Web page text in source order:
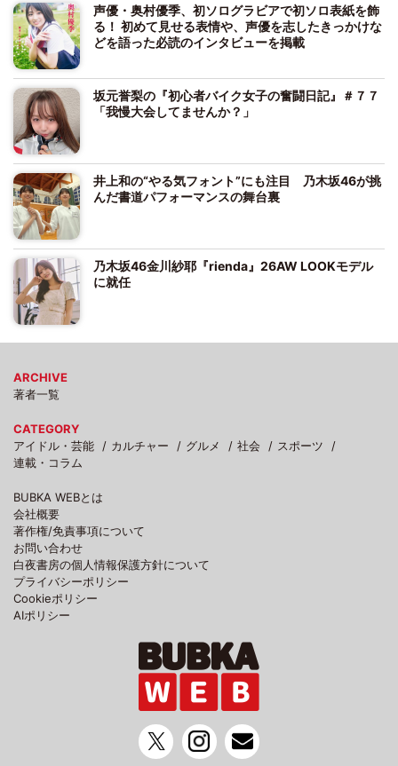
声優・奥村優季、初ソログラビアで初ソロ表紙を飾
る！ 初めて見せる表情や、声優を志したきっかけな
どを語った必読のインタビューを掲載
坂元誉梨の『初心者バイク女子の奮闘日記』＃７７
「我慢大会してませんか？」
井上和の“やる気フォント”にも注目 乃木坂46が挑
んだ書道パフォーマンスの舞台裏
乃木坂46金川紗耶『rienda』26AW LOOKモデル
に就任
ARCHIVE
著者一覧
CATEGORY
アイドル・芸能
カルチャー グルメ 社会
スポーツ
連載・コラム
BUBKA WEBとは
会社概要
著作権/免責事項について
お問い合わせ
白夜書房の個人情報保護方針について
プライバシーポリシー
Cookieポリシー
AIポリシー